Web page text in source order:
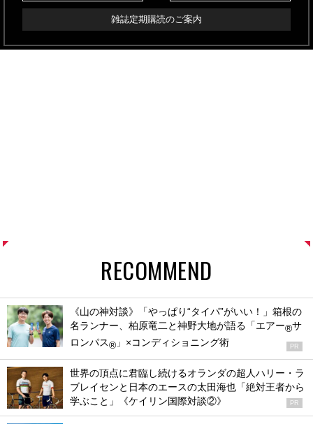
雑誌定期購読のご案内
RECOMMEND
《山の神対談》「やっぱり“タイパ”がいい！」箱根の
名ランナー、柏原竜二と神野大地が語る「エアー®サ
ロンパス® 」×コンディショニング術 PR
世界の頂点に君臨し続けるオランダの超人ハリー・ラ
ブレイセンと日本のエースの太田海也「絶対王者から
学ぶこと」《ケイリン国際対談②》
PR